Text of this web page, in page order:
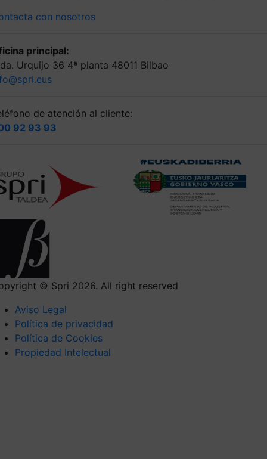
con nosotros
principal:
Urquijo 36 4ª planta 48011 Bilbao
de atención al cliente:
92 93 93
© Spri 2026. All right reserved
Aviso Legal
Política de privacidad
Política de Cookies
Propiedad Intelectual